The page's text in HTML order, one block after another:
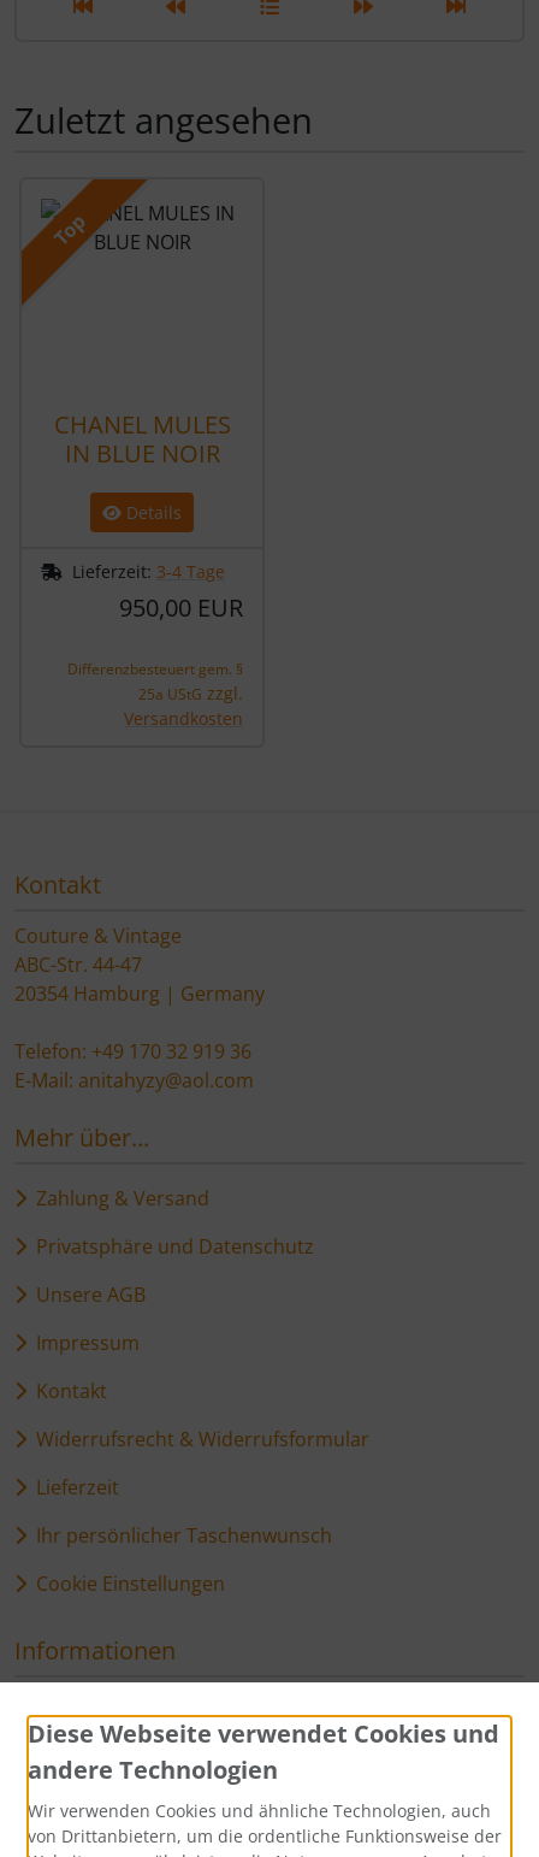
Zuletzt angesehen
Es folgt ein Produktslider - navigieren Sie mit der Tab-
Top
CHANEL MULES
IN BLUE NOIR
Details
Lieferzeit: 3-4 Tage
950,00 EUR
Differenzbesteuert gem. §
25a UStG zzgl.
Versandkosten
Kontakt
Couture & Vintage
ABC-Str. 44-47
20354 Hamburg | Germany
Telefon: +49 170 32 919 36
E-Mail: anitahyzy@aol.com
Mehr über...
Zahlung & Versand
Privatsphäre und Datenschutz
Unsere AGB
Impressum
Kontakt
Widerrufsrecht & Widerrufsformular
Lieferzeit
Ihr persönlicher Taschenwunsch
Cookie Einstellungen
Informationen
Sitemap
Zahlungsmethoden
Diese Webseite verwendet Cookies und
andere Technologien
Wir verwenden Cookies und ähnliche Technologien, auch
von Drittanbietern, um die ordentliche Funktionsweise der